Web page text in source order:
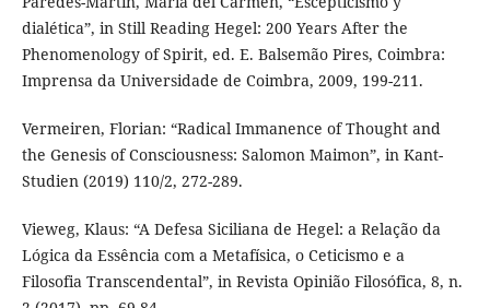
dialética”, in Still Reading Hegel: 200 Years After the
Phenomenology of Spirit, ed. E. Balsemão Pires, Coimbra:
Imprensa da Universidade de Coimbra, 2009, 199-211.
Vermeiren, Florian: “Radical Immanence of Thought and
the Genesis of Consciousness: Salomon Maimon”, in Kant-
Studien (2019) 110/2, 272-289.
Vieweg, Klaus: “A Defesa Siciliana de Hegel: a Relação da
Lógica da Essência com a Metafísica, o Ceticismo e a
Filosofia Transcendental”, in Revista Opinião Filosófica, 8, n.